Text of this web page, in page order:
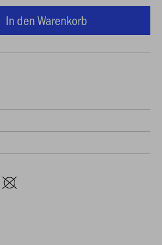
In den Warenkorb